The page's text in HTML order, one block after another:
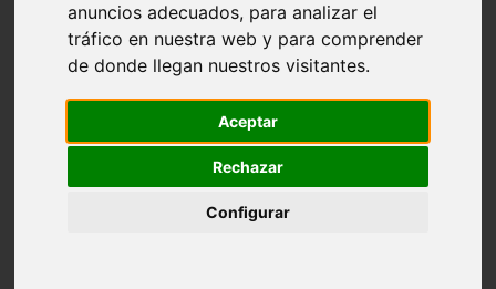
anuncios adecuados, para analizar el
tráfico en nuestra web y para comprender
de donde llegan nuestros visitantes.
Aceptar
Rechazar
Configurar
Almería - roquetas-de-mar
Girona - tossa-de-mar
Barcelona - sant-cugat-del-vallès
Alicante - l39alfàs-del-pi
Barcelona - vilanova-i-la-geltrú
Castellón - peñíscola
Illes-balears - sant-josep-de-sa-talaia